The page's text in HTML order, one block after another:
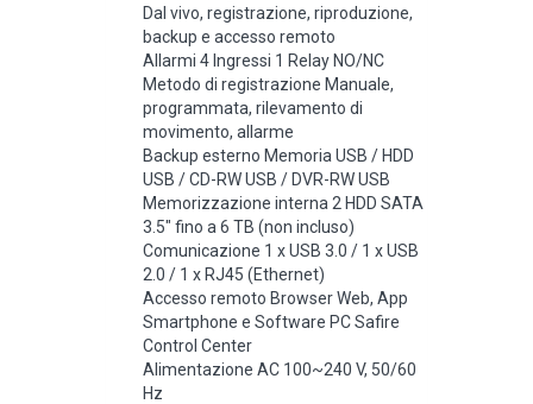
Dal vivo, registrazione, riproduzione,
backup e accesso remoto
Allarmi 4 Ingressi 1 Relay NO/NC
Metodo di registrazione Manuale,
programmata, rilevamento di
movimento, allarme
Backup esterno Memoria USB / HDD
USB / CD-RW USB / DVR-RW USB
Memorizzazione interna 2 HDD SATA
3.5″ fino a 6 TB (non incluso)
Comunicazione 1 x USB 3.0 / 1 x USB
2.0 / 1 x RJ45 (Ethernet)
Accesso remoto Browser Web, App
Smartphone e Software PC Safire
Control Center
Alimentazione AC 100~240 V, 50/60
Hz